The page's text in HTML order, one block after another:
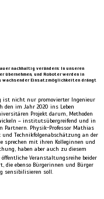
nachhaltig verändern: In unseren
und Roboter werden in
Einsatzmöglichkeiten drängt
ist nicht nur promovierter Ingenieur
den im Jahr 2020 ins Leben
Projekt darum, Methoden
– institutsübergreifend und in
Physik-Professor Mathias
Technikfolgenabschätzung an der
sprechen mit ihren Kolleginnen und
haben aber auch zu diesem
öffentliche Veranstaltungsreihe beider
die ebenso Bürgerinnen und Bürger
sensibilisieren soll.